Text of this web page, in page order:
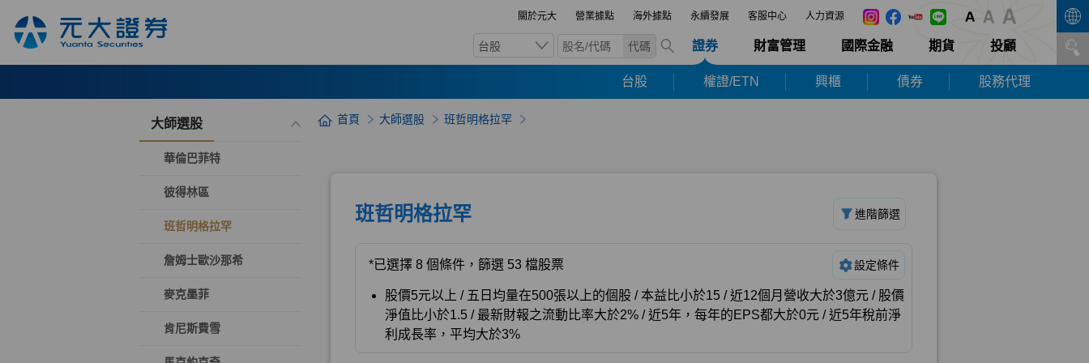
關於元大 營業據點 海外據點 永續發展 客服中心 人力資源
台股 代碼 證券 財富管理 國際金融 期貨 投顧
台股 權證/ETN 興櫃 債券 股務代理
大師選股
華倫巴菲特
彼得林區
班哲明格拉罕
詹姆士歐沙那希
麥克墨菲
肯尼斯費雪
首頁 大師選股 班哲明格拉罕